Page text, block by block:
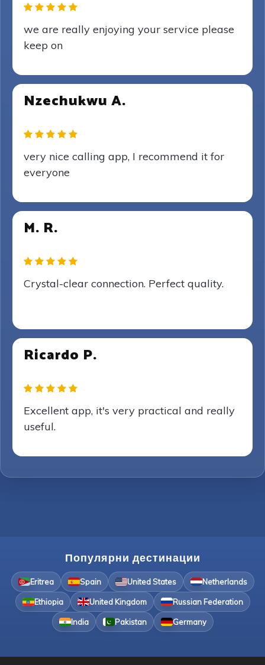
we are really enjoying your service please
keep on
Nzechukwu A.
very nice calling app, I recommend it for
everyone
M. R.
Crystal-clear connection. Perfect quality.
Ricardo P.
Excellent app, it's very practical and really
useful.
Популярни дестинации
Eritrea Spain United States Netherlands
Ethiopia United Kingdom Russian Federation
India Pakistan Germany